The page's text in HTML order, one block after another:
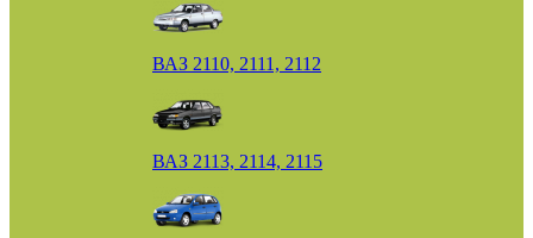
ВАЗ 2110, 2111, 2112
ВАЗ 2113, 2114, 2115